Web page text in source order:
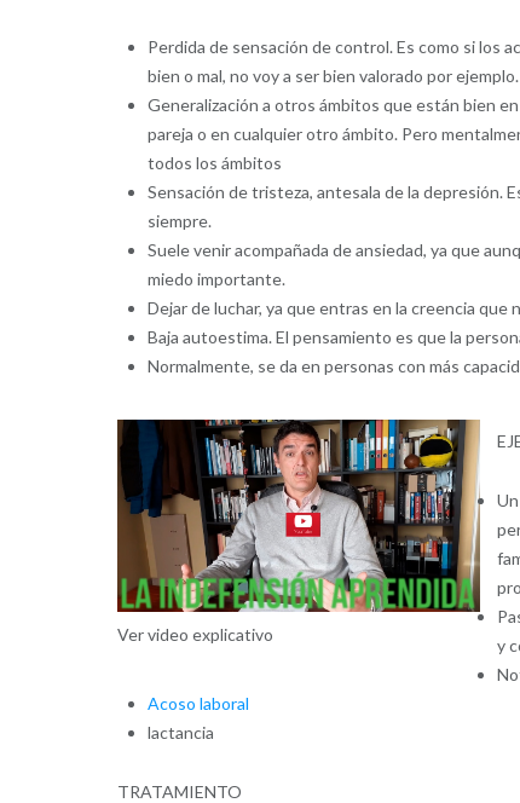
Perdida de sensación de control. Es como si los
bien o mal, no voy a ser bien valorado por ejemplo.
Generalización a otros ámbitos que están bien
pareja o en cualquier otro ámbito. Pero
todos los ámbitos
Sensación de tristeza, antesala de la depresión.
siempre.
Suele venir acompañada de ansiedad, ya que
miedo importante.
Dejar de luchar, ya que entras en la creencia que
Baja autoestima. El pensamiento es que la
Normalmente, se da en personas con más
Ver video explicativo
y
Acoso laboral
lactancia
TRATAMIENTO